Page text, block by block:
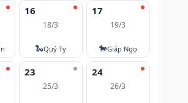
16
18/3
🐍Quý Tỵ
17
19/3
🐎Giáp Ngọ
23
25/3
24
26/3